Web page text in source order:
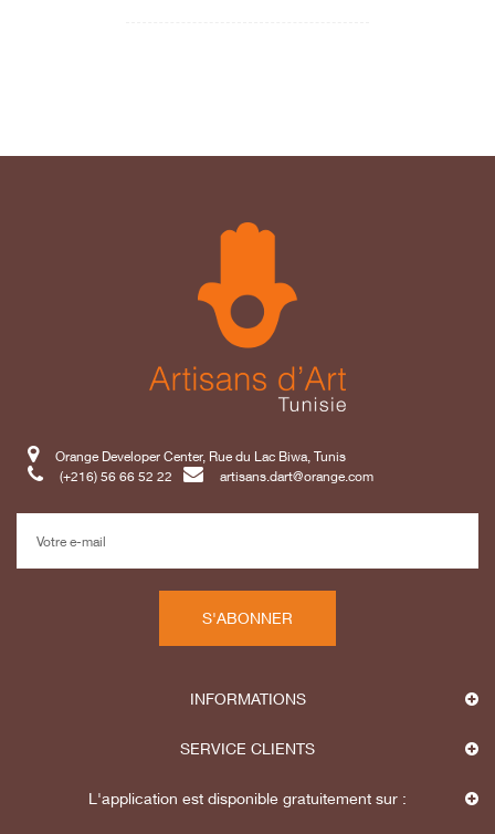
Orange Developer Center, Rue du Lac Biwa, Tunis
(+216) 56 66 52 22
artisans.dart@orange.com
S'ABONNER
INFORMATIONS
SERVICE CLIENTS
L'application est disponible gratuitement sur :